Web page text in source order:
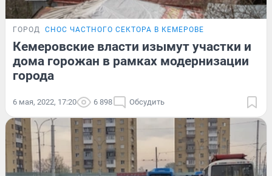
ГОРОД СНОС ЧАСТНОГО СЕКТОРА В КЕМЕРОВЕ
Кемеровские власти изымут участки и
дома горожан в рамках модернизации
города
6 мая, 2022, 17:20 6 898 Обсудить